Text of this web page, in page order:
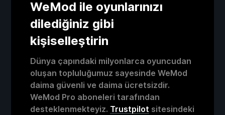
WeMod ile oyunlarınızı
dilediğiniz gibi
kişiselleştirin
Dünya çapındaki milyonlarca oyuncudan
oluşan topluluğumuz sayesinde WeMod
daima güvenli ve daima ücretsizdir.
WeMod Pro aboneleri tarafından
desteklenmekteyiz. Trustpilot sitesindeki